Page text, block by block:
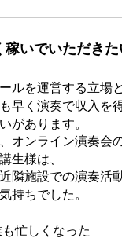
稼いでいただき
ルを運営する立場と
早く演奏で収入を
があります。
オンライン演奏会
生様は、
近隣施設での演奏活
持ちでした。
忙しくなった